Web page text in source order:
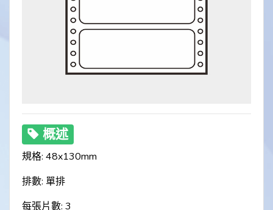
概述
規格: 48x130mm
排數: 單排
每張片數: 3